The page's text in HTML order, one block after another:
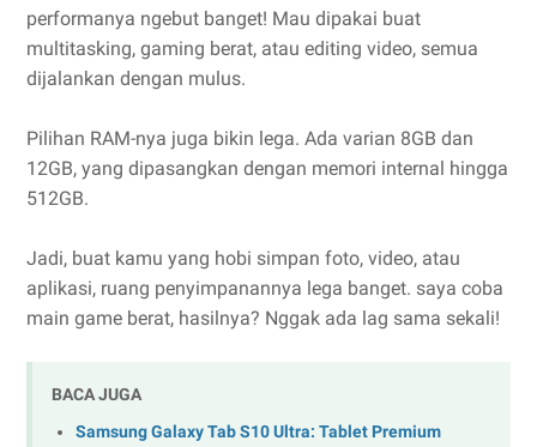
performanya ngebut banget! Mau dipakai buat
multitasking, gaming berat, atau editing video, semua
dijalankan dengan mulus.
Pilihan RAM-nya juga bikin lega. Ada varian 8GB dan
12GB, yang dipasangkan dengan memori internal hingga
512GB.
Jadi, buat kamu yang hobi simpan foto, video, atau
aplikasi, ruang penyimpanannya lega banget. saya coba
main game berat, hasilnya? Nggak ada lag sama sekali!
BACA JUGA
Samsung Galaxy Tab S10 Ultra: Tablet Premium